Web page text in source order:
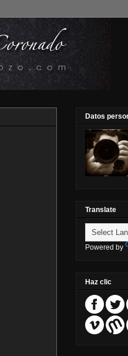
Datos
Translate
Powered by
Haz clic